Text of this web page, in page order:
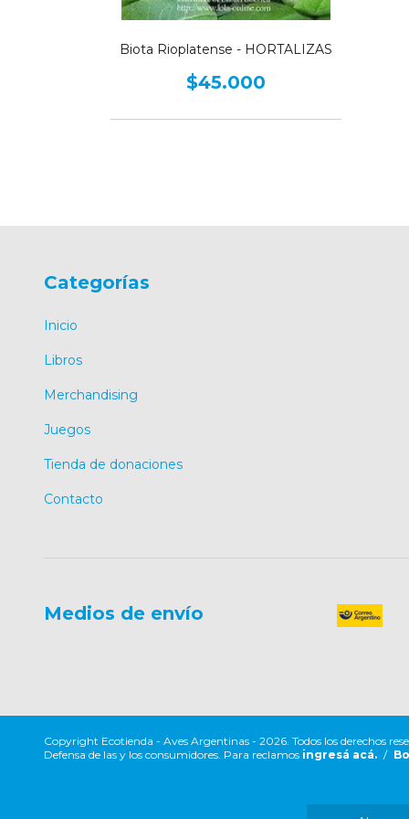
Biota Rioplatense - HORTALIZAS
$45.000
Categorías
Inicio
Libros
Merchandising
Juegos
Tienda de donaciones
Contacto
Medios de envío
Copyright Ecotienda - Aves Argentinas - 2026. Todos los derechos
Defensa de las y los consumidores. Para reclamos ingresá acá. /